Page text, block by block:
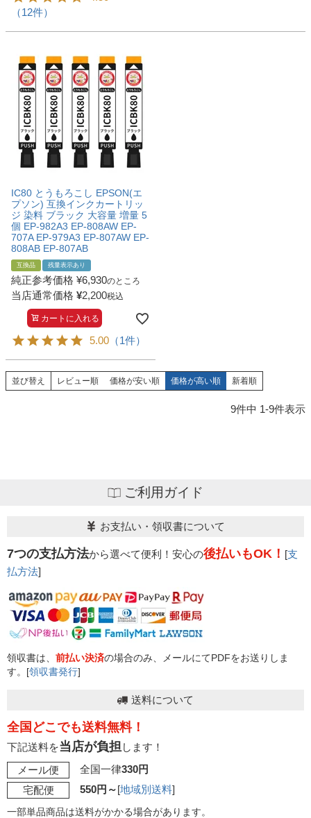
（12件）
IC80 とうもろこし EPSON(エ
プソン) 互換インクカートリッ
ジ 染料 ブラック 大容量 増量 5
個 EP-982A3 EP-808AW EP-
707A EP-979A3 EP-807AW EP-
808AB EP-807AB
互換品 残量表示あり
純正参考価格 ¥6,930のところ
当店通常価格 ¥2,200税込
カートに入れる
5.00 （1件）
並び替え レビュー順 価格が安い順 価格が高い順 新着順
9件中 1-9件表示
ご利用ガイド
お支払い・領収書について
7つの支払方法から選べて便利！安心の後払いもOK！ [支
払方法]
領収書は、 前払い決済の場合のみ、メールにてPDFをお送りしま
す。[領収書発行]
送料について
全国どこでも送料無料！
下記送料を当店が負担します！
メール便
全国一律330円
宅配便
550円～[地域別送料]
一部単品商品は送料がかかる場合があります。